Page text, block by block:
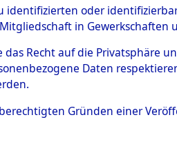
Orten
0073 (84601812)
identifizierten oder
in
Recht auf die Privatsphäre
Daten
Gründen einer